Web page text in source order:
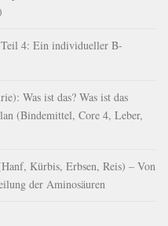
Teil 4: Ein individueller B-
Was ist das? Was ist das
(Bindemittel, Core 4, Leber,
Kürbis, Erbsen, Reis) – Von
der Aminosäuren